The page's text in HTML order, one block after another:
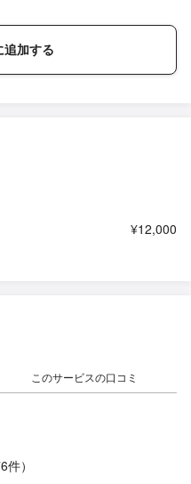
追加する
¥12,000
このサービスの口コミ
件）